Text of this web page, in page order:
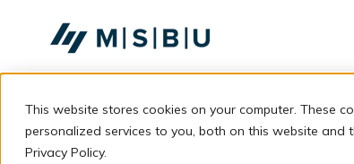
This website stores cookies on your computer. These
personalized services to you, both on this website
Privacy Policy.